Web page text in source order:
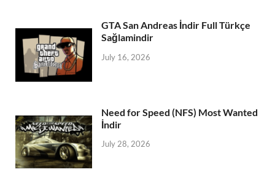
GTA San Andreas İndir Full Türkçe
Sağlamindir
July 16, 2026
Need for Speed (NFS) Most Wanted
İndir
July 28, 2026